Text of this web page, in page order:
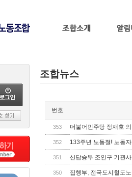
조합뉴스
사
장
번호
353 더불어민주당 정재호
352 133주년 노동절! 노동
351 신답승무 조인구 기관
350 집행부, 전국도시철도